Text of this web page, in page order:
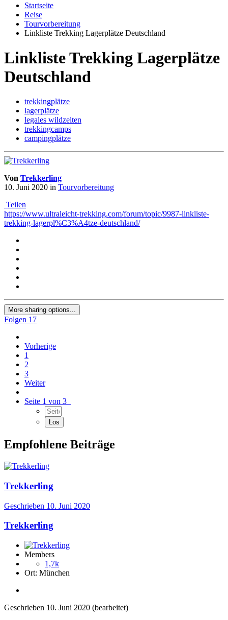
Startseite
Reise
Tourvorbereitung
Linkliste Trekking Lagerplätze Deutschland
Linkliste Trekking Lagerplätze
Deutschland
trekkingplätze
lagerplätze
legales wildzelten
trekkingcamps
campingplätze
Von Trekkerling
10. Juni 2020 in Tourvorbereitung
Teilen
https://www.ultraleicht-trekking.com/forum/topic/9987-linkliste-
trekking-lagerpl%C3%A4tze-deutschland/
More sharing options...
Folgen 17
Vorherige
1
2
3
Weiter
Seite 1 von 3
Empfohlene Beiträge
Trekkerling
Geschrieben 10. Juni 2020
Trekkerling
Members
1,7k
Ort: München
Geschrieben 10. Juni 2020 (bearbeitet)